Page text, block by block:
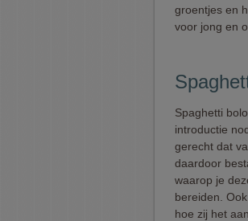
groentjes en
voor jong en
Spaghetti
introductie
gerecht dat
daardoor
waarop je
bereiden.
hoe zij het